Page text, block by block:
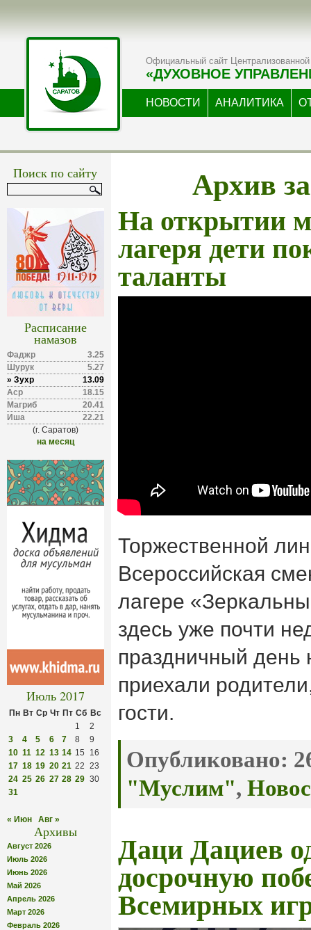
Официальный сайт Централизованной
«ДУХОВНОЕ
НОВОСТИ АНАЛИТИКА
Поиск по сайту
Расписание
намазов
Фаджр
3.25
Шурук
5.27
» Зухр
13.09
Аср
18.15
Магриб
20.41
Иша
22.21
(г. Саратов)
на месяц
Июль 2017
Пн Вт Ср Чт Пт Сб Вс
1
2
3
4 5 6 7 8
9
10 11 12 13 14 15
16
17 18 19 20 21 22 23
24 25 26 27 28 29 30
31
« Июн Авг »
Архивы
Август 2026
Июль 2026
Июнь 2026
Май 2026
Апрель 2026
Март 2026
Февраль 2026
Архив
На открытии
лагеря дети
таланты
Торжественной
Всероссийская
лагере
здесь уже почти
праздничный день
приехали
гости.
Опубликовано:
"Муслим",
Даци Дациев
досрочную
Всемирных